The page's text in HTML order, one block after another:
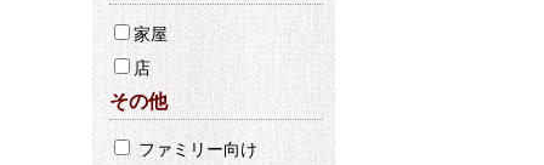
家屋
店
その他
ファミリー向け